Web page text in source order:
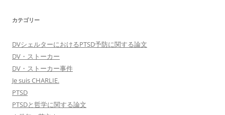
カテゴリー
DVシェルターにおけるPTSD予防に関する論文
DV・ストーカー
DV・ストーカー事件
Je suis CHARLIE.
PTSD
PTSDと哲学に関する論文